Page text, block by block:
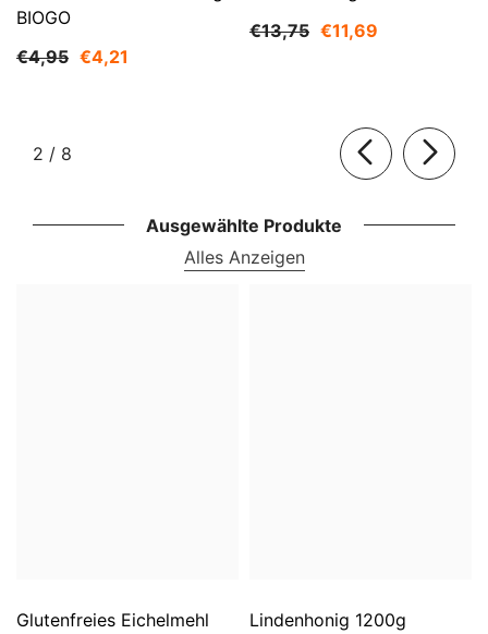
BIOGO
€4,95 €4,21
€13,75 €11,69
2 / von
8
Ausgewählte Produkte
Alles Anzeigen
Glutenfreies Eichelmehl
Lindenhonig 1200g